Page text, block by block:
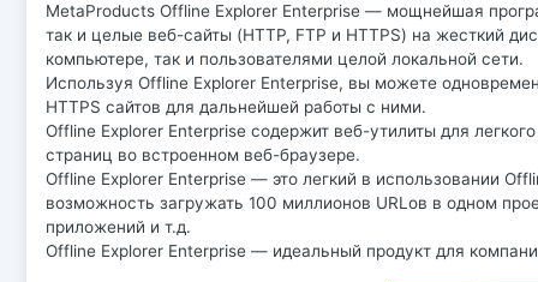
MetaProducts Offline Explorer Enterprise — мощнейшая
так и целые веб-сайты (HTTP, FTP и HTTPS) на жесткий
компьютере, так и пользователями целой локальной сети.
Используя Offline Explorer Enterprise, вы можете
HTTPS сайтов для дальнейшей работы с ними.
Offline Explorer Enterprise содержит веб-утилиты для
страниц во встроенном веб-браузере.
Offline Explorer Enterprise — это легкий в использовании
возможность загружать 100 миллионов URLов в одном
приложений и т.д.
Offline Explorer Enterprise — идеальный продукт для